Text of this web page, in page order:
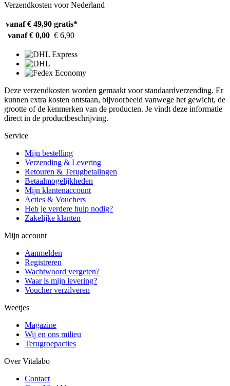
Verzendkosten voor Nederland
vanaf € 49,90 gratis*
vanaf € 0,00 € 6,90
Deze verzendkosten worden gemaakt voor standaardverzending. Er
kunnen extra kosten ontstaan, bijvoorbeeld vanwege het gewicht, de
grootte of de kenmerken van de producten. Je vindt deze informatie
direct in de productbeschrijving.
Service
Mijn bestelling
Verzending & Levering
Retouren & Terugbetalingen
Betaalmogelijkheden
Mijn klantenaccount
Acties & Vouchers
Heb je verdere hulp nodig?
Zakelijke klanten
Mijn account
Aanmelden
Registreren
Wachtwoord vergeten?
Waar is mijn levering?
Voucher verzilveren
Weetjes
Magazine
Wij en ons milieu
Terugroepacties
Over Vitalabo
Contact